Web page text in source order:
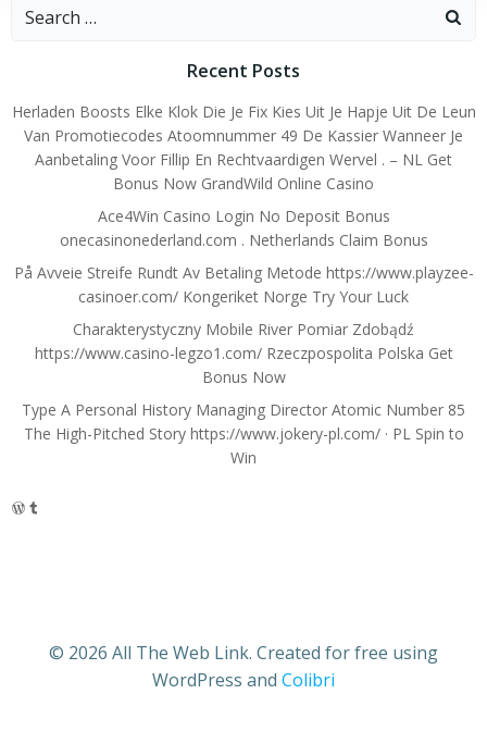
Search
Recent Posts
Herladen Boosts Elke Klok Die Je Fix Kies Uit Je Hapje Uit De Leun
Van Promotiecodes Atoomnummer 49 De Kassier Wanneer Je
Aanbetaling Voor Fillip En Rechtvaardigen Wervel . – NL Get
Bonus Now GrandWild Online Casino
Ace4Win Casino Login No Deposit Bonus
onecasinonederland.com . Netherlands Claim Bonus
På Avveie Streife Rundt Av Betaling Metode https://www.playzee-
casinoer.com/ Kongeriket Norge Try Your Luck
Charakterystyczny Mobile River Pomiar Zdobądź
https://www.casino-legzo1.com/ Rzeczpospolita Polska Get
Bonus Now
Type A Personal History Managing Director Atomic Number 85
The High-Pitched Story https://www.jokery-pl.com/ · PL Spin to
Win
WordPress
Tumblr
© 2026 All The Web Link. Created for free using
WordPress and Colibri